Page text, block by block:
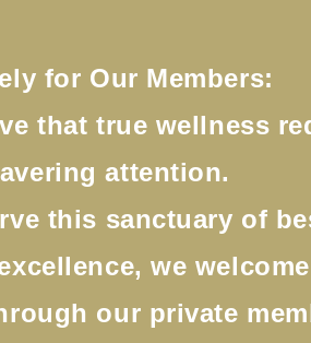
for Our Members:
that true wellness
attention.
this sanctuary of
we
our private